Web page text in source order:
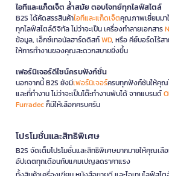
ไอทีและแก็ดเจ็ต ล้ำสมัย ตอบโจทย์ทุกไลฟ์สไตล์
B2S ได้คัดสรรสินค้าไอทีและแก็ดเจ็ตคุณภาพเยี่ยมมา
ทุกไลฟ์สไตล์ดิจิทัล ไม่ว่าจะเป็น เครื่องทำลายเอกสาร
ข้อมูล, เอ็กซ์เทอนัลฮาร์ดดิสก์WD, หรือ คีย์บอร์ดไร้ส
ให้การทำงานของคุณสะดวกสบายยิ่งขึ้น
เฟอร์นิเจอร์ดีไซน์ครบฟังก์ชั่น
นอกจากนี้ B2S ยังมีเฟอร์นิเจอร์ครบทุกฟังก์ชันให้คุณ
และที่ทำงาน ไม่ว่าจะเป็นโต๊ะทำงานพับได้ จากแบรนด์
Furradecก็มีให้เลือกครบครัน
โปรโมชั่นและสิทธิพิเศษ
B2S จัดเต็มโปรโมชั่นและสิทธิพิเศษมากมายให้คุณเลื
อัปเดตทุกเดือนกับแคมเปญลดราคาแรง